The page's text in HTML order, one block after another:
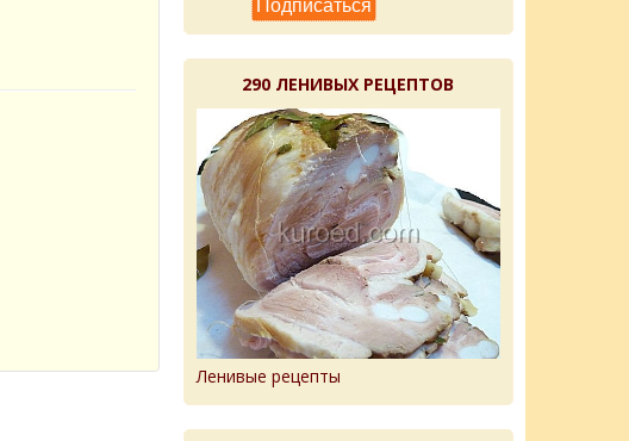
290 ЛЕНИВЫХ РЕЦЕПТОВ
Ленивые рецепты